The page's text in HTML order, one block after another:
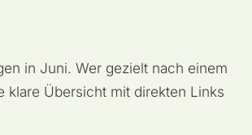
in Juni. Wer gezielt nach einem
klare Übersicht mit direkten Links